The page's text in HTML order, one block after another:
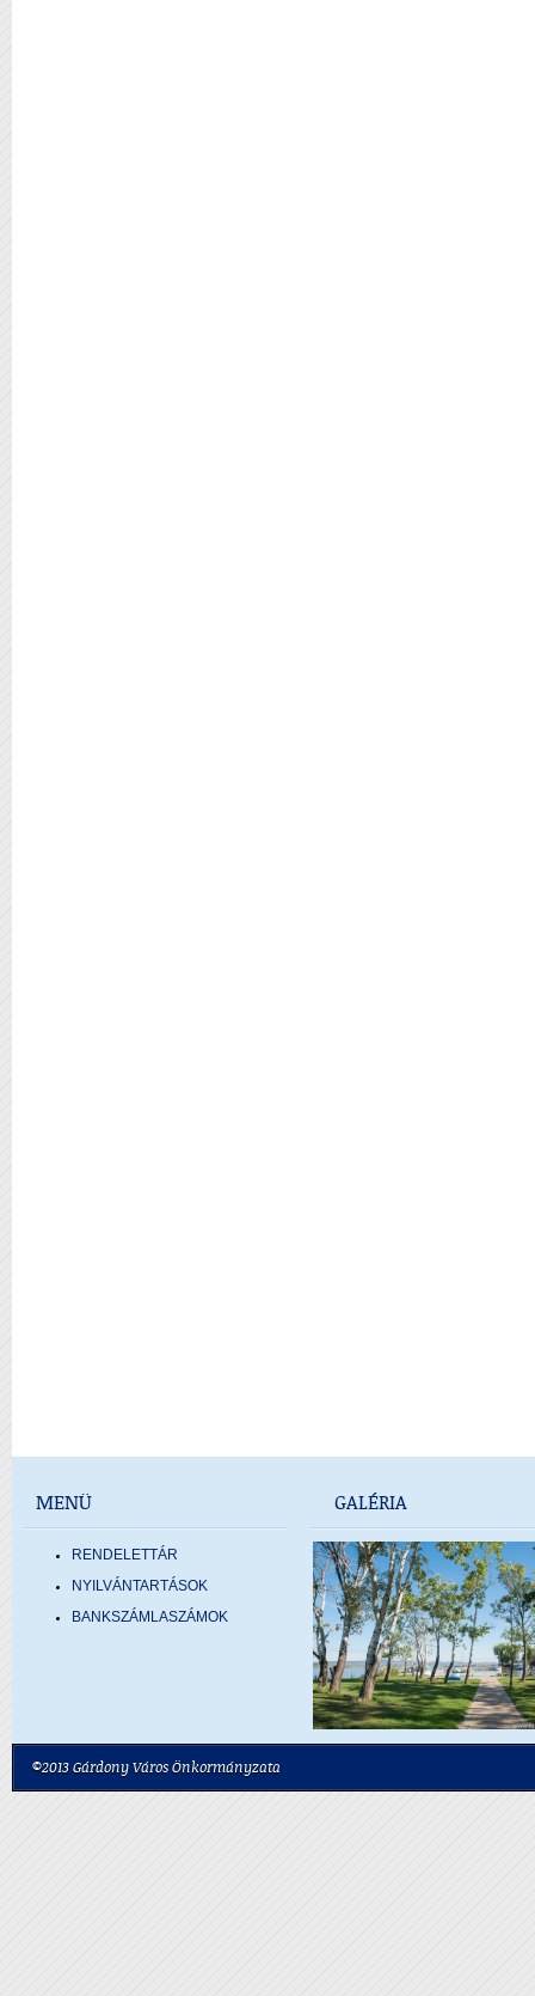
MENÜ
RENDELETTÁR
NYILVÁNTARTÁSOK
BANKSZÁMLASZÁMOK
GALÉRIA
©2013 Gárdony Város Önkormányzata